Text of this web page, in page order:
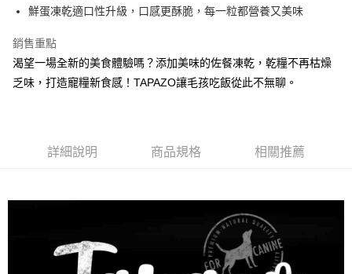
台新國際商業銀行
中國信託商業銀行
全盈+PAY
大哥付你分期
相關說明
【大哥付你分期使用說明】
3.實際核准額度、可分期數及費用金額請依後續交易確認頁面所載為準。
1.分期款項不併入電信帳單，「大哥付你分期」於每月結算日後寄送繳費提
2.透過簡訊連結打開帳單後，可選擇「超商條碼／台灣大直營門市／銀行轉
帳／街口支付／iPASS MONEY」等通路繳費。
AFTEE先享後付
便利好安心！
１．於結帳方式選擇「AFTEE先享後付」後，將跳轉至「AFTEE先享後付」
結帳頁面，進行簡訊認證並確認金額後，即可完成結帳。
２．訂單成立數日內，您將收到繳費通知簡訊。
每筆NT$95，滿NT$1,000(含以上)免運費
鮮蛋凍乾適口性升級，口感更酥脆，每一粒都營養又美味
銷售重點
渴望一場全新的美食體驗嗎？添加美味的佐餐凍乾，乾糧不再枯燥
乏味，打造寵糧新食感！TAPAZO讓毛孩吃飯從此不無聊。
詳細說明 商品規格 相關推薦